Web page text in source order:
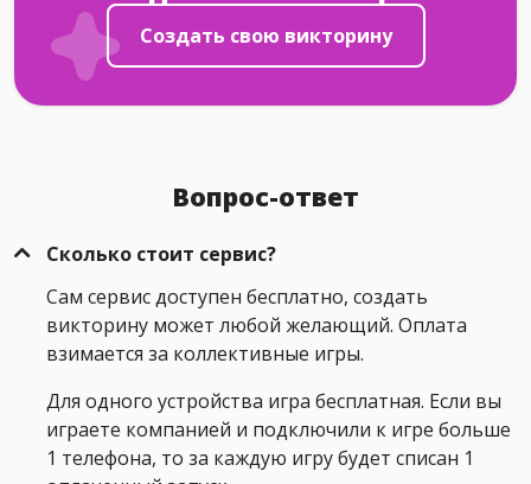
Создать свою викторину
Вопрос-ответ
Сколько стоит сервис?
Сам сервис доступен бесплатно, создать
викторину может любой желающий. Оплата
взимается за коллективные игры.
Для одного устройства игра бесплатная. Если вы
играете компанией и подключили к игре больше
1 телефона, то за каждую игру будет списан 1